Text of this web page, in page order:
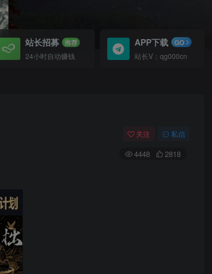
站长招募 推荐
24小时自动赚钱
APP下载 GO
站长V：qg000cn
关注 私信
4448 2818